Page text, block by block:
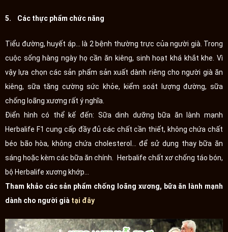
5. Các thực phẩm chức năng
Tiểu đường, huyết áp... là 2 bệnh thường trực của người già. Trong
cuộc sống hàng ngày họ cần ăn kiêng, sinh hoạt khá khắt khe. Vì
vậy lựa chọn các sản phẩm sản xuất dành riêng cho người già ăn
kiêng, sữa tăng cường sức khỏe, kiểm soát lượng đường, sữa
chống loãng xương rất ý nghĩa.
Điển hình có thể kế đến: Sữa dinh dưỡng bữa ăn lành mạnh
Herbalife F1 cung cấp đầy đủ các chất cần thiết, không chứa chất
béo bão hòa, không chứa cholesterol... để sử dụng thay bữa ăn
sáng hoặc kèm các bữa ăn chính. Herbalife chất xơ chống táo bón,
bộ Herbalife xương khớp...
Tham khảo các sản phẩm chống loãng xương, bữa ăn lành mạnh
dành cho người già tại đây